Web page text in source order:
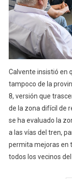
Calvente insistió en
tampoco de la
8, versión que
de la zona difícil de
se ha evaluado la
a las vías del tren,
permita mejoras en
todos los vecinos